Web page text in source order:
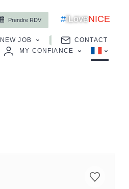
Prendre RDV #ILoveNICE
NEW JOB
CONTACT
MY CONFIANCE